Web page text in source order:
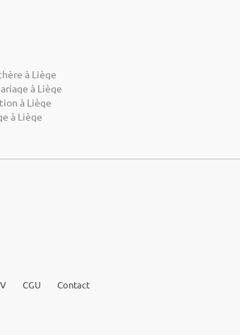
à Liège
à Liège
à Liège
à Liège
CGU
Contact